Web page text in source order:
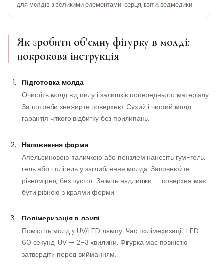
для молдів з великими елементами: серця, квіти, ведмедики.
Як зробити об'ємну фігурку в молді:
покрокова інструкція
Підготовка молда
Очистіть молд від пилу і залишків попереднього матеріалу.
За потреби знежирте поверхню. Сухий і чистий молд —
гарантія чіткого відбитку без прилипань.
Наповнення форми
Апельсиновою паличкою або пензлем нанесіть гум-гель,
гель або полігель у заглиблення молда. Заповнюйте
рівномірно, без пустот. Зніміть надлишки — поверхня має
бути рівною з краями форми.
Полімеризація в лампі
Помістіть молд у UV/LED лампу. Час полімеризації: LED —
60 секунд, UV — 2–3 хвилини. Фігурка має повністю
затвердіти перед вийманням.